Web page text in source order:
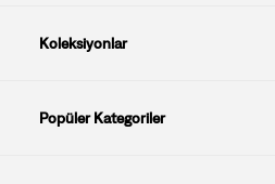
Koleksiyonlar
Popüler Kategoriler